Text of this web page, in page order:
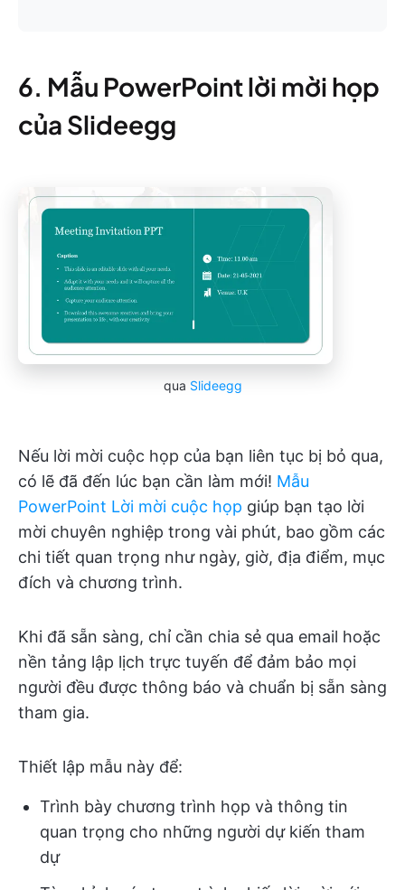
6. Mẫu PowerPoint lời mời họp
của Slideegg
qua Slideegg
Nếu lời mời cuộc họp của bạn liên tục bị bỏ qua,
có lẽ đã đến lúc bạn cần làm mới! Mẫu
PowerPoint Lời mời cuộc họp giúp bạn tạo lời
mời chuyên nghiệp trong vài phút, bao gồm các
chi tiết quan trọng như ngày, giờ, địa điểm, mục
đích và chương trình.
Khi đã sẵn sàng, chỉ cần chia sẻ qua email hoặc
nền tảng lập lịch trực tuyến để đảm bảo mọi
người đều được thông báo và chuẩn bị sẵn sàng
tham gia.
Thiết lập mẫu này để:
Trình bày chương trình họp và thông tin
quan trọng cho những người dự kiến tham
dự